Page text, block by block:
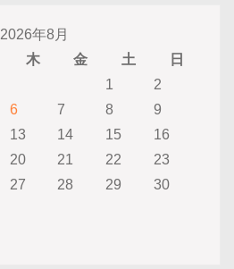
2026年8月
木 金 土
日
1
2
6 7 8
9
13 14 15
16
20 21 22
23
27 28 29
30